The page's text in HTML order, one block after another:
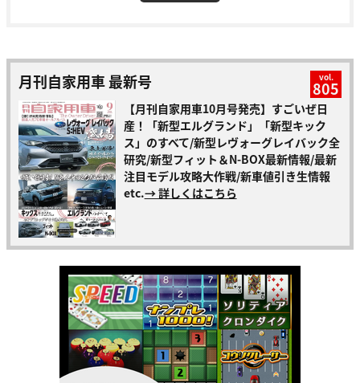
月刊自家用車 最新号 vol.
805
【月刊自家用車10月号発売】すごいぜ日
産！「新型エルグランド」「新型キック
ス」のすべて/新型レヴォーグレイバック全
研究/新型フィット＆N-BOX最新情報/最新
注目モデル攻略大作戦/新車値引き生情報
etc.→ 詳しくはこちら